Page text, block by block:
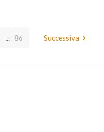
... 86 Successiva